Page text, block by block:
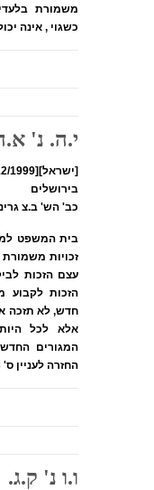
משמורת
כשגוי , אינה
י.ה. נ'
בירושלים
כב' הש' ב.צ
בית המשפט
זכויות משמורת
עצם הזכות
הזכות לקבוע
חדש, לא תזכה
אלא לכל
המגורים
החזרה לעניין ס' 3 לאמנה.
ו.ו נ' ק.ג.